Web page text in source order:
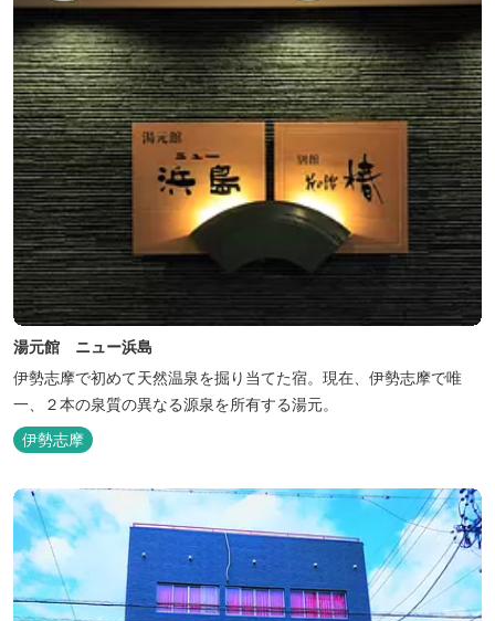
湯元館 ニュー浜島
伊勢志摩で初めて天然温泉を掘り当てた宿。現在、伊勢志摩で唯
一、２本の泉質の異なる源泉を所有する湯元。
伊勢志摩